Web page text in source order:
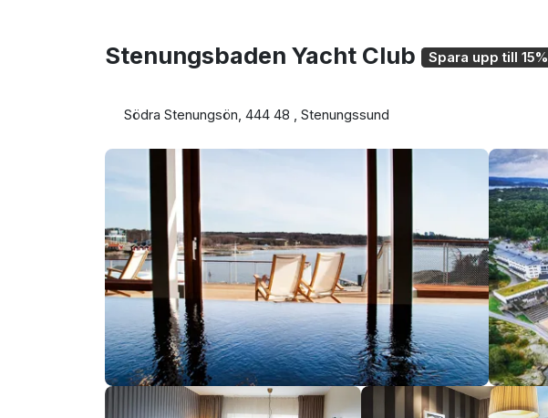
Stenungsbaden Yacht Club Spara upp till 15%
Södra Stenungsön, 444 48 , Stenungssund